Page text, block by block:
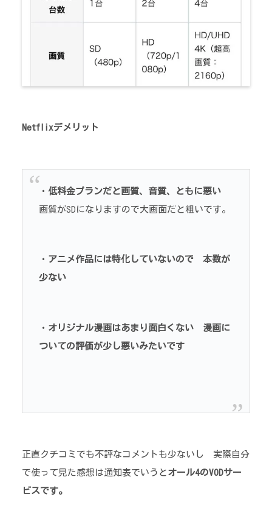
Netflixデメリット
・ 低料金プランだと画質、音質、ともに悪い
画質がSDになりますので大画面だと粗いです。
・ アニメ作品には特化していないので 本数が
少ない
・ オリジナル漫画はあまり面白くない 漫画に
ついての評価が少し悪いみたいです
正直クチコミでも不評なコメントも少ないし 実際自分
で使って見た感想は通知表でいうと オール4のVODサー
ビスです。